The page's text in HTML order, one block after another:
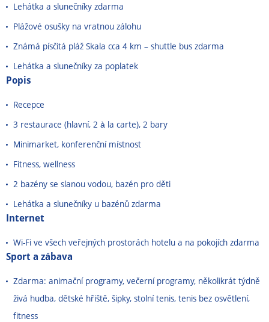
Lehátka a slunečníky zdarma
Plážové osušky na vratnou zálohu
Známá písčitá pláž Skala cca 4 km – shuttle bus zdarma
Lehátka a slunečníky za poplatek
Popis
Recepce
3 restaurace (hlavní, 2 à la carte), 2 bary
Minimarket, konferenční místnost
Fitness, wellness
2 bazény se slanou vodou, bazén pro děti
Lehátka a slunečníky u bazénů zdarma
Internet
Wi-Fi ve všech veřejných prostorách hotelu a na pokojích zdarma
Sport a zábava
Zdarma: animační programy, večerní programy, několikrát týdně
živá hudba, dětské hřiště, šipky, stolní tenis, tenis bez osvětlení,
fitness